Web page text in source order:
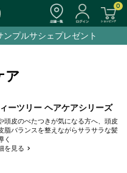
0
プルサシェプレゼント
ア
ーツリー ヘアケアシリーズ
頭皮のべたつきが気になる方へ、頭皮
脂バランスを整えながらサラサラな髪
く
を見る